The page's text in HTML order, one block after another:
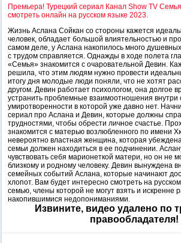
Премьера! Турецкий сериал Канал Show TV
смотреть онлайн на русском языке 2023.
Жизнь Аслана Сойкан со стороны кажется
человек, обладает большой влиятельностью и
самом деле, у Аслана накопилось много
с трудом справляется. Однажды в ходе полета
«Семья» знакомится с очаровательной Девин.
решила, что этим людям нужно провести
итогу дня молодые люди поняли, что не хотят
другом. Девин работает психологом, она долгое
устранить проблемные взаимоотношения внутри
умиротворенности в которой уже давно нет.
сериал про Аслана и Девин, которые должны
трудностями, чтобы обрести личное счастье.
знакомится с матерью возлюбленного по имени
невероятно властная женщина, которая
семьи должен находиться в ее подчинении.
чувствовать себя марионеткой матери, но он не
близкому и родному человеку. Девин вынуждена
семейных событий Аслана, которые начинают
хлопот. Вам будет интересно смотреть на
семью, члены которой не могут взять и искренне
накопившимися недопониманиями.
Извините, видео удалено по
правообладателя!